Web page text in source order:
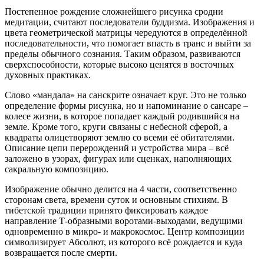
Постепенное рождение сложнейшего рисунка сродни
медитации, считают последователи буддизма. Изображения и
цвета геометрической матрицы чередуются в определённой
последовательности, что помогает впасть в транс и выйти за
пределы обычного сознания. Таким образом, развиваются
сверхспособности, которые высоко ценятся в восточных
духовных практиках.
Слово «мандала» на санскрите означает круг. Это не только
определение формы рисунка, но и напоминание о сансаре –
колесе жизни, в которое попадает каждый родившийся на
земле. Кроме того, круги связаны с небесной сферой, а
квадраты олицетворяют землю со всеми её обитателями.
Описание цепи перерождений и устройства мира – всё
заложено в узорах, фигурах или сценках, наполняющих
сакральную композицию.
Изображение обычно делится на 4 части, соответственно
сторонам света, времени суток и основным стихиям. В
тибетской традиции принято фиксировать каждое
направление Т-образными воротами-выходами, ведущими
одновременно в микро- и макрокосмос. Центр композиции
символизирует Абсолют, из которого всё рождается и куда
возвращается после смерти.